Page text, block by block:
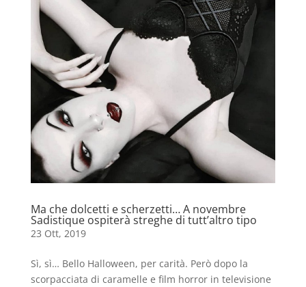
Ma che dolcetti e scherzetti… A novembre
Sadistique ospiterà streghe di tutt’altro tipo
23 Ott, 2019
Sì, sì… Bello Halloween, per carità. Però dopo la
scorpacciata di caramelle e film horror in televisione